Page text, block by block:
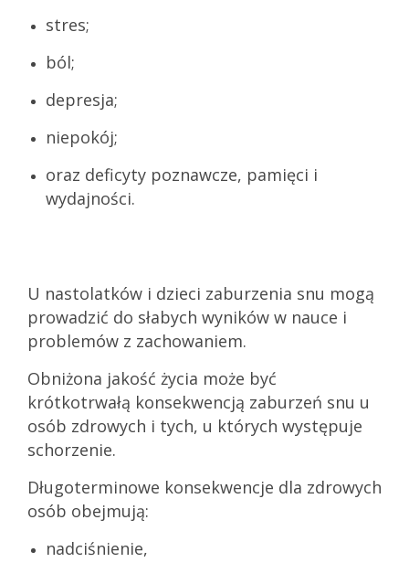
stres;
ból;
depresja;
niepokój;
oraz deficyty poznawcze, pamięci i
wydajności.
U nastolatków i dzieci zaburzenia snu mogą
prowadzić do słabych wyników w nauce i
problemów z zachowaniem.
Obniżona jakość życia może być
krótkotrwałą konsekwencją zaburzeń snu u
osób zdrowych i tych, u których występuje
schorzenie.
Długoterminowe konsekwencje dla zdrowych
osób obejmują:
nadciśnienie,